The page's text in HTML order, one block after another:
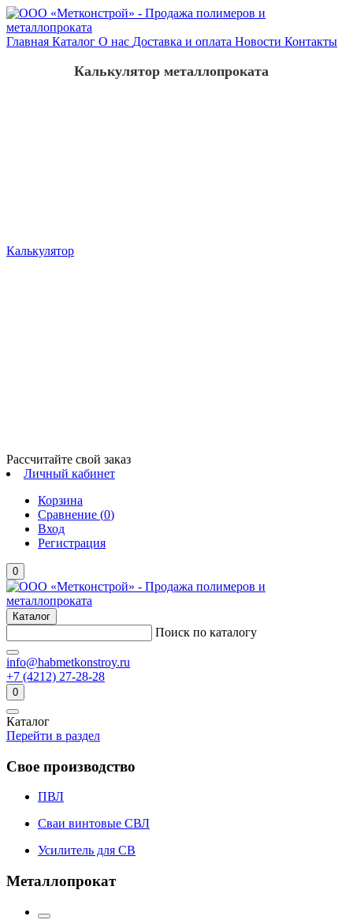
Главная Каталог О нас Доставка и оплата Новости Контакты
Калькулятор
Калькулятор металлопроката
Рассчитайте свой заказ
Личный кабинет
Корзина
Сравнение (0)
Вход
Регистрация
0
Каталог
Поиск по каталогу
info@habmetkonstroy.ru
+7 (4212) 27-28-28
0
Каталог
Перейти в раздел
Свое производство
ПВЛ
Сваи винтовые СВЛ
Усилитель для СВ
Металлопрокат